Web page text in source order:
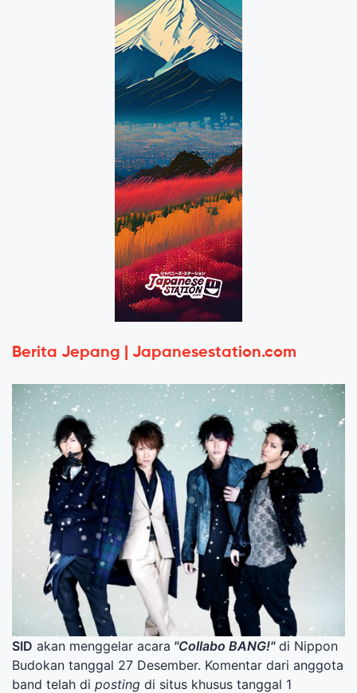
Berita Jepang | Japanesestation.com
SID akan menggelar acara "Collabo BANG!"di Nippon
Budokan tanggal 27 Desember. Komentar dari anggota
band telah di posting di situs khusus tanggal 1